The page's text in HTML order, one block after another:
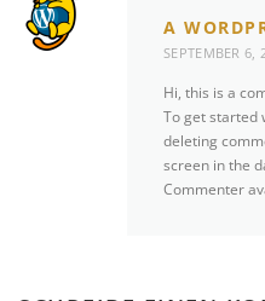
A
SEPTEMBER 6,
Hi, this is a
To get started
deleting
screen in the
Commenter